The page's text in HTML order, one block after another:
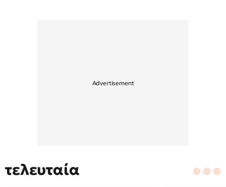
τελευταία